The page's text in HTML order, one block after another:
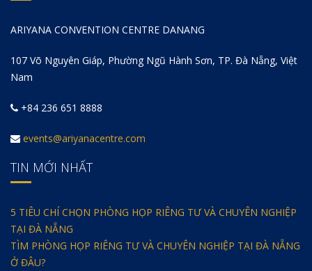
ARIYANA CONVENTION CENTRE DANANG
107 Võ Nguyên Giáp, Phường Ngũ Hành Sơn, TP. Đà Nẵng, Việt
Nam
+84 236 651 8888
events@ariyanacentre.com
TIN MỚI NHẤT
5 TIÊU CHÍ CHỌN PHÒNG HỌP RIÊNG TƯ VÀ CHUYÊN NGHIỆP
TẠI ĐÀ NẴNG
TÌM PHÒNG HỌP RIÊNG TƯ VÀ CHUYÊN NGHIỆP TẠI ĐÀ NẴNG
Ở ĐÂU?